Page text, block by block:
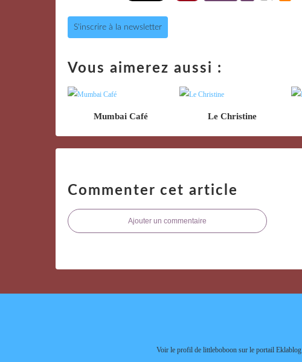
S'inscrire à la newsletter
Vous aimerez aussi :
Mumbai Café Le Christine
Commenter cet article
Ajouter un commentaire
Voir le profil de littleboboonsur le portail Eklablog